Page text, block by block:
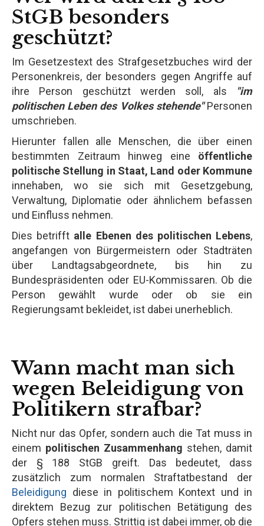
StGB besonders
geschützt?
Im Gesetzestext des Strafgesetzbuches wird der
Personenkreis, der besonders gegen Angriffe auf
ihre Person geschützt werden soll, als
"im
politischen Leben des Volkes stehende"Personen
umschrieben.
Hierunter fallen alle Menschen, die über einen
bestimmten Zeitraum hinweg eine öffentliche
politische Stellung in Staat, Land oder Kommune
innehaben, wo sie sich mit Gesetzgebung,
Verwaltung, Diplomatie oder ähnlichem befassen
und Einfluss nehmen.
Dies betrifft alle Ebenen des politischen Lebens,
angefangen von Bürgermeistern oder Stadträten
über Landtagsabgeordnete, bis hin zu
Bundespräsidenten oder EU-Kommissaren. Ob die
Person gewählt wurde oder ob sie ein
Regierungsamt bekleidet, ist dabei unerheblich.
Wann macht man sich
wegen Beleidigung von
Politikern strafbar?
Nicht nur das Opfer, sondern auch die Tat muss in
einem politischen Zusammenhang stehen, damit
der § 188 StGB greift. Das bedeutet, dass
zusätzlich zum normalen Straftatbestand der
Beleidigung diese in politischem Kontext und in
direktem Bezug zur politischen Betätigung des
Opfers stehen muss. Strittig ist dabei immer, ob die